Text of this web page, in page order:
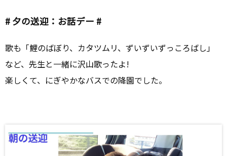
# 夕の送迎：お話デー #
歌も「鯉のばぼり、カタツムリ、ずいずいずっころばし」
など、先生と一緒に沢山歌ったよ!
楽しくて、にぎやかなバスでの降園でした。